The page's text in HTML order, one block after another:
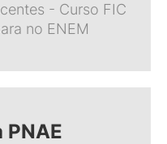
- Curso FIC
no ENEM
PNAE